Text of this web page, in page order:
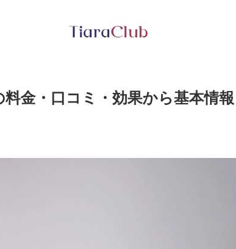
金・口コミ・効果から基本情報